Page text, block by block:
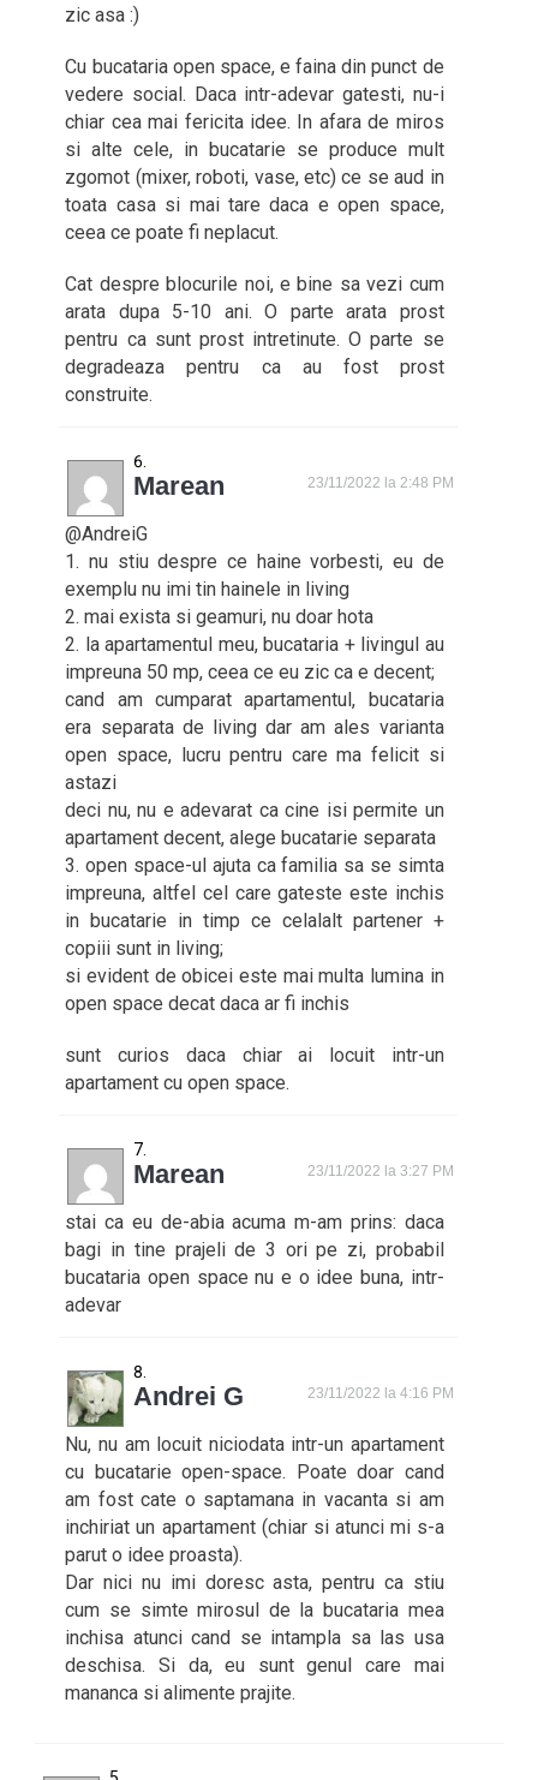
zic asa :)
Cu bucataria open space, e faina din punct de
vedere social. Daca intr-adevar gatesti, nu-i
chiar cea mai fericita idee. In afara de miros
si alte cele, in bucatarie se produce mult
zgomot (mixer, roboti, vase, etc) ce se aud in
toata casa si mai tare daca e open space,
ceea ce poate fi neplacut.
Cat despre blocurile noi, e bine sa vezi cum
arata dupa 5-10 ani. O parte arata prost
pentru ca sunt prost intretinute. O parte se
degradeaza pentru ca au fost prost
construite.
Marean 23/11/2022 la 2:48 PM
@AndreiG
1. nu stiu despre ce haine vorbesti, eu de
exemplu nu imi tin hainele in living
2. mai exista si geamuri, nu doar hota
2. la apartamentul meu, bucataria + livingul au
impreuna 50 mp, ceea ce eu zic ca e decent;
cand am cumparat apartamentul, bucataria
era separata de living dar am ales varianta
open space, lucru pentru care ma felicit si
astazi
deci nu, nu e adevarat ca cine isi permite un
apartament decent, alege bucatarie separata
3. open space-ul ajuta ca familia sa se simta
impreuna, altfel cel care gateste este inchis
in bucatarie in timp ce celalalt partener +
copiii sunt in living;
si evident de obicei este mai multa lumina in
open space decat daca ar fi inchis
sunt curios daca chiar ai locuit intr-un
apartament cu open space.
Marean 23/11/2022 la 3:27 PM
stai ca eu de-abia acuma m-am prins: daca
bagi in tine prajeli de 3 ori pe zi, probabil
bucataria open space nu e o idee buna, intr-
adevar
Andrei G 23/11/2022 la 4:16 PM
Nu, nu am locuit niciodata intr-un apartament
cu bucatarie open-space. Poate doar cand
am fost cate o saptamana in vacanta si am
inchiriat un apartament (chiar si atunci mi s-a
parut o idee proasta).
Dar nici nu imi doresc asta, pentru ca stiu
cum se simte mirosul de la bucataria mea
inchisa atunci cand se intampla sa las usa
deschisa. Si da, eu sunt genul care mai
mananca si alimente prajite.